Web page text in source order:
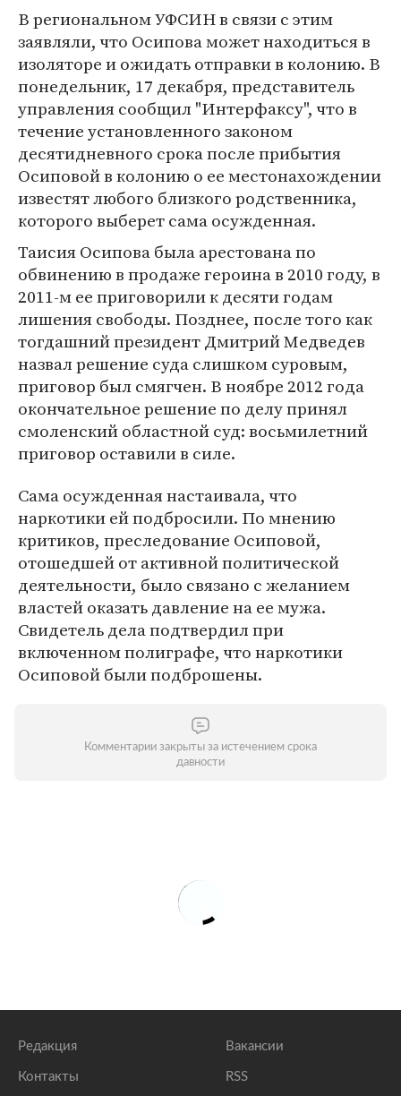
В региональном УФСИН в связи с этим
заявляли, что Осипова может находиться в
изоляторе и ожидать отправки в колонию. В
понедельник, 17 декабря, представитель
управления сообщил "Интерфаксу", что в
течение установленного законом
десятидневного срока после прибытия
Осиповой в колонию о ее местонахождении
известят любого близкого родственника,
которого выберет сама осужденная.
Таисия Осипова была арестована по
обвинению в продаже героина в 2010 году, в
2011-м ее приговорили к десяти годам
лишения свободы. Позднее, после того как
тогдашний президент Дмитрий Медведев
назвал решение суда слишком суровым,
приговор был смягчен. В ноябре 2012 года
окончательное решение по делу принял
смоленский областной суд: восьмилетний
приговор оставили в силе.
Сама осужденная настаивала, что
наркотики ей подбросили. По мнению
критиков, преследование Осиповой,
отошедшей от активной политической
деятельности, было связано с желанием
властей оказать давление на ее мужа.
Свидетель дела подтвердил при
включенном полиграфе, что наркотики
Осиповой были подброшены.
Комментарии закрыты за истечением срока
давности
Редакция
Контакты
Вакансии
RSS